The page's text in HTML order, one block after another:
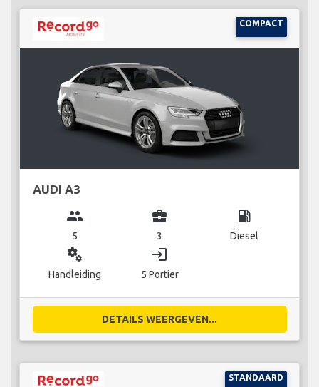
COMPACT
AUDI A3
group
5
business_center
3
local_gas_station
Diesel
miscellaneous_services
Handleiding
login
5 Portier
DETAILS WEERGEVEN...
STANDAARD